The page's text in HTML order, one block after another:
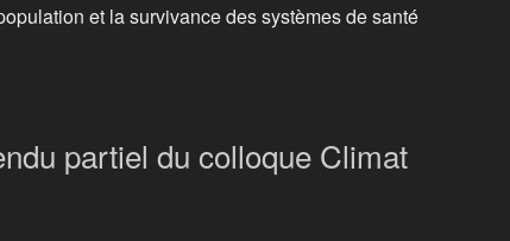
et la survivance des systèmes de santé
partiel du colloque Climat